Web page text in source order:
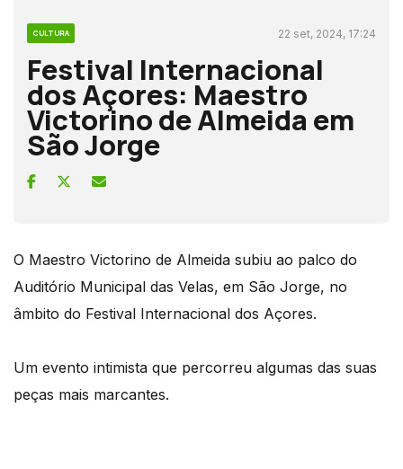
CULTURA 22 set, 2024, 17:24
Festival Internacional
dos Açores: Maestro
Victorino de Almeida em
São Jorge
O Maestro Victorino de Almeida subiu ao palco do
Auditório Municipal das Velas, em São Jorge, no
âmbito do Festival Internacional dos Açores.
Um evento intimista que percorreu algumas das suas
peças mais marcantes.